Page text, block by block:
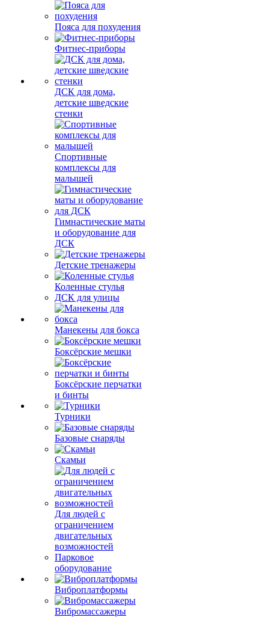
Пояса для похудения
Фитнес-приборы
ДСК для дома,
детские шведские
стенки
Спортивные
комплексы для
малышей
Гимнастические маты
и оборудование для
ДСК
Детские тренажеры
Коленные стулья
ДСК для улицы
Манекены для бокса
Боксёрские мешки
Боксёрские перчатки
и бинты
Турники
Базовые снаряды
Скамьи
Для людей с
ограничением
двигательных
возможностей
Парковое
оборудование
Виброплатформы
Вибромассажеры